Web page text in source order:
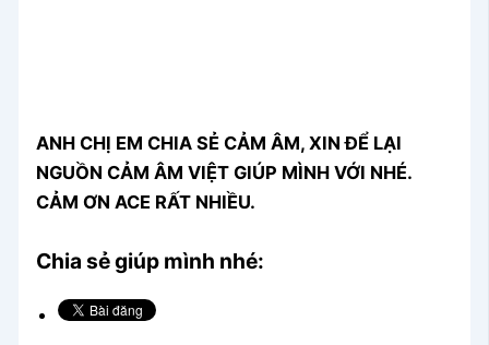
ANH CHỊ EM CHIA SẺ CẢM ÂM, XIN ĐỂ LẠI
NGUỒN CẢM ÂM VIỆT GIÚP MÌNH VỚI NHÉ.
CẢM ƠN ACE RẤT NHIỀU.
Chia sẻ giúp mình nhé: